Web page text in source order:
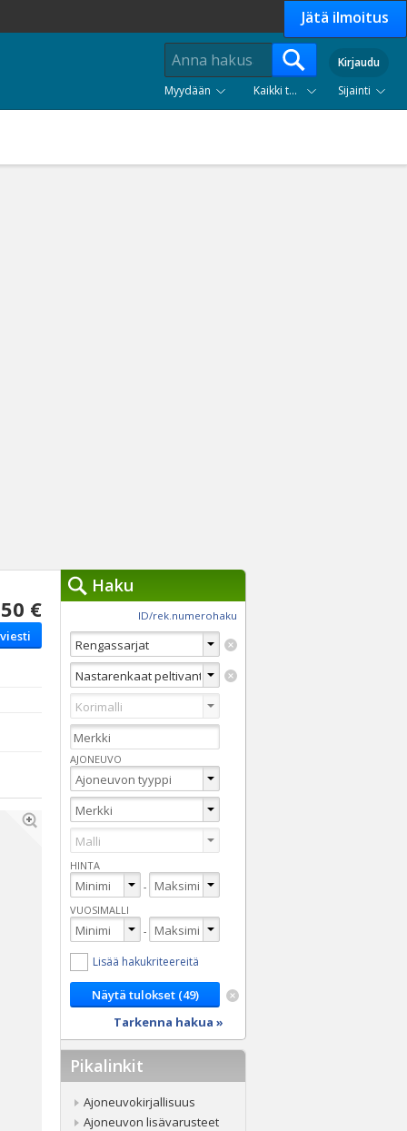
Jätä ilmoitus
Kirjaudu
Myydään
Kaikki tuoteryhmät Sijainti
50 €
Haku
»
haut
ID/rek.numerohaku
AJONEUVO
HINTA
-
VUOSIMALLI
-
Lisää hakukriteereitä
Tarkenna hakua »
Pikalinkit
Ajoneuvokirjallisuus
Ajoneuvon lisävarusteet